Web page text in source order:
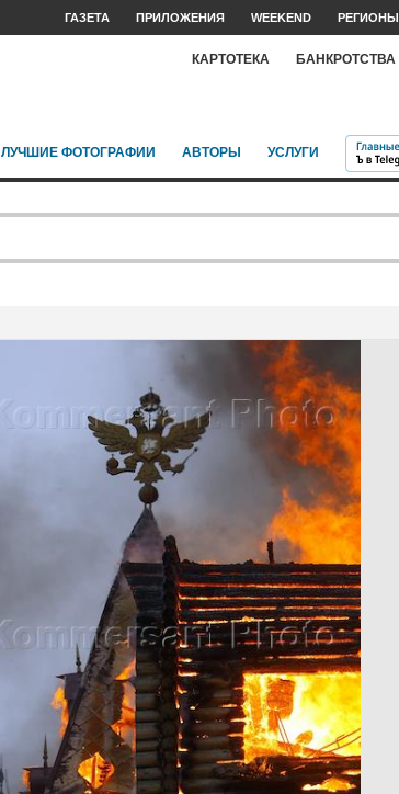
ГАЗЕТА ПРИЛОЖЕНИЯ WEEKEND РЕГИОНЫ
КАРТОТЕКА БАНКРОТСТВА
ЛУЧШИЕ ФОТОГРАФИИ АВТОРЫ УСЛУГИ